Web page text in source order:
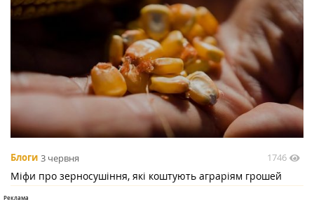
Блоги 3 червня 1746
Міфи про зерносушіння, які коштують аграріям грошей